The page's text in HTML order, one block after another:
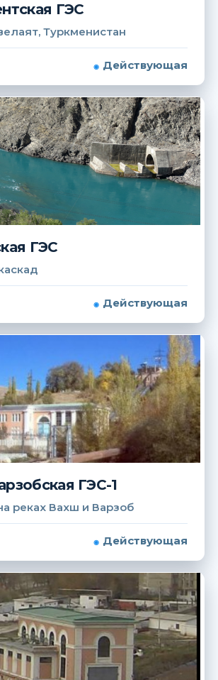
ГЭС
Туркменистан
Действующая
ГЭС
Действующая
ГЭС-1
реках Вахш и Варзоб
Действующая